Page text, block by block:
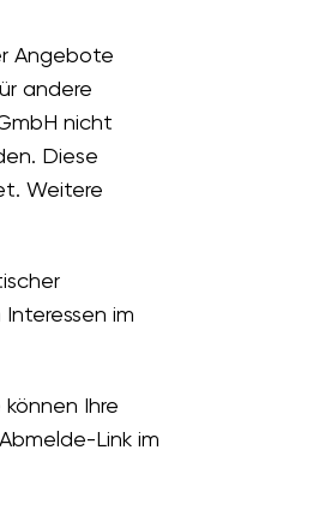
Angebote
andere
nicht
Diese
Weitere
im
Ihre
Link im